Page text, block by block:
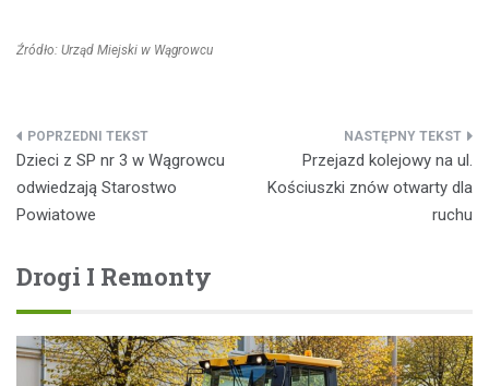
Źródło: Urząd Miejski w Wągrowcu
Nawigacja
wpisu
Dzieci z SP nr 3 w Wągrowcu
odwiedzają Starostwo
Powiatowe
Przejazd kolejowy na ul.
Kościuszki znów otwarty dla
ruchu
Drogi I Remonty